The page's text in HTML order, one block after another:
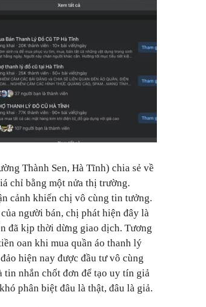
Thành Sen, Hà Tĩnh) chia sẻ về
chỉ bằng một nửa thị trường.
cảnh khiến chị vô cùng tin tưởng.
người bán, chị phát hiện đây là
đã kịp thời dừng giao dịch. Tương
oan khi mua quần áo thanh lý
hiện nay được đầu tư vô cùng
tin nhắn chốt đơn để tạo uy tín giả
phân biệt đâu là thật, đâu là giả.